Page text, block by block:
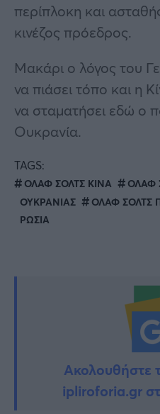
περίπλοκη και
κινέζος πρόεδρος.
Μακάρι ο λόγος του
να πιάσει τόπο και η
να σταματήσει εδώ ο
Ουκρανία.
TAGS:
ΟΛΑΦ ΣΟΛΤΣ ΚΙΝΑ
ΟΛΑΦ
ΟΥΚΡΑΝΙΑΣ
ΟΛΑΦ ΣΟΛΤΣ
ΡΩΣΙΑ
Ακολουθήστε
ipliroforia.gr